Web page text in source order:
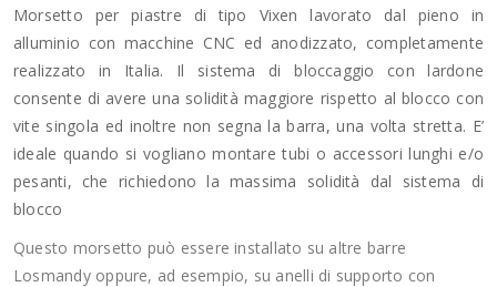
Morsetto per piastre di tipo Vixen lavorato dal pieno in
alluminio con macchine CNC ed anodizzato, completamente
realizzato in Italia. Il sistema di bloccaggio con lardone
consente di avere una solidità maggiore rispetto al blocco con
vite singola ed inoltre non segna la barra, una volta stretta. E’
ideale quando si vogliano montare tubi o accessori lunghi e/o
pesanti, che richiedono la massima solidità dal sistema di
blocco
Questo morsetto può essere installato su altre barre
Losmandy oppure, ad esempio, su anelli di supporto con